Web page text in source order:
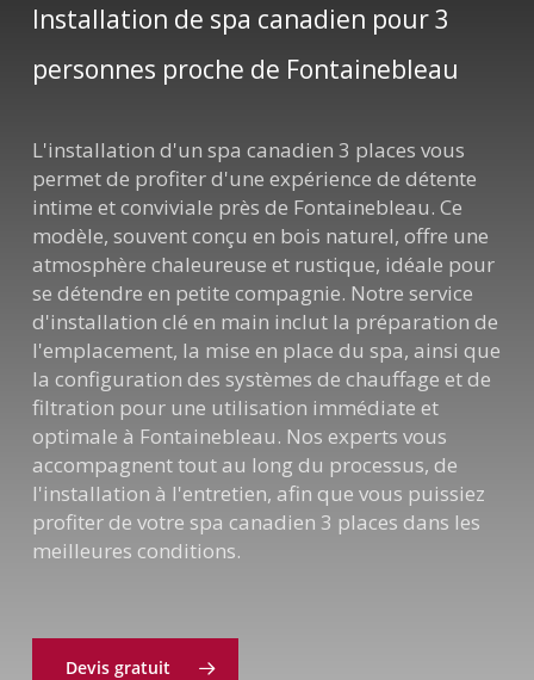
Installation de spa canadien pour 3
personnes proche de Fontainebleau
L'installation d'un spa canadien 3 places vous
permet de profiter d'une expérience de détente
intime et conviviale près de Fontainebleau. Ce
modèle, souvent conçu en bois naturel, offre une
atmosphère chaleureuse et rustique, idéale pour
se détendre en petite compagnie. Notre service
d'installation clé en main inclut la préparation de
l'emplacement, la mise en place du spa, ainsi que
la configuration des systèmes de chauffage et de
filtration pour une utilisation immédiate et
optimale à Fontainebleau. Nos experts vous
accompagnent tout au long du processus, de
l'installation à l'entretien, afin que vous puissiez
profiter de votre spa canadien 3 places dans les
meilleures conditions.
Devis gratuit